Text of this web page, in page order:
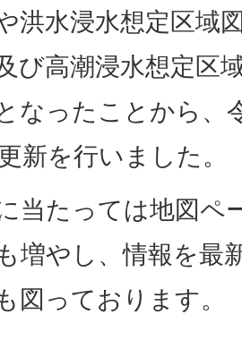
洪水浸水想定区域
び高潮浸水想定区
なったことから、
新を行いました。
当たっては地図ペ
増やし、情報を最
図っております。